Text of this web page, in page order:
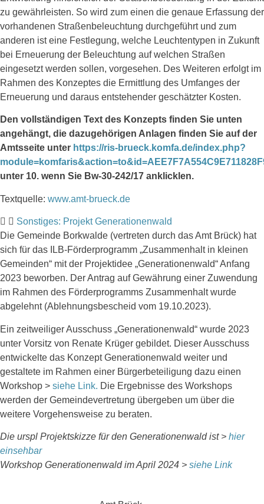
zu gewährleisten. So wird zum einen die genaue Erfassung der
vorhandenen Straßenbeleuchtung durchgeführt und zum
anderen ist eine Festlegung, welche Leuchtentypen in Zukunft
bei Erneuerung der Beleuchtung auf welchen Straßen
eingesetzt werden sollen, vorgesehen. Des Weiteren erfolgt im
Rahmen des Konzeptes die Ermittlung des Umfanges der
Erneuerung und daraus entstehender geschätzter Kosten.
Den vollständigen Text des Konzepts finden Sie unten
angehängt, die dazugehörigen Anlagen finden Sie auf der
Amtsseite unter https://ris-brueck.komfa.de/index.php?
unter 10. wenn Sie Bw-30-242/17 anklicklen.
Textquelle: www.amt-brueck.de
Sonstiges: Projekt Generationenwald
Die Gemeinde Borkwalde (vertreten durch das Amt Brück) hat
sich für das ILB-Förderprogramm „Zusammenhalt in kleinen
Gemeinden“ mit der Projektidee „Generationenwald“ Anfang
2023 beworben. Der Antrag auf Gewährung einer Zuwendung
im Rahmen des Förderprogramms Zusammenhalt wurde
abgelehnt (Ablehnungsbescheid vom 19.10.2023).
Ein zeitweiliger Ausschuss „Generationenwald“ wurde 2023
unter Vorsitz von Renate Krüger gebildet. Dieser Ausschuss
entwickelte das Konzept Generationenwald weiter und
gestaltete im Rahmen einer Bürgerbeteiligung dazu einen
Workshop > siehe Link. Die Ergebnisse des Workshops
werden der Gemeindevertretung übergeben um über die
weitere Vorgehensweise zu beraten.
Die urspl Projektskizze für den Generationenwald ist > hier
einsehbar
Workshop Generationenwald im April 2024 > siehe Link